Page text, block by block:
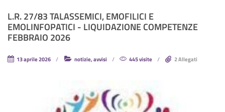
L.R. 27/83 TALASSEMICI, EMOFILICI E
EMOLINFOPATICI - LIQUIDAZIONE COMPETENZE
FEBBRAIO 2026
13 aprile 2026 notizie, avvisi 445 visite 2 Allegati